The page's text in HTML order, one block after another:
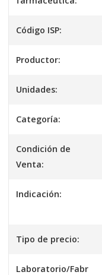
Código ISP:
Productor:
Unidades:
Categoría:
Condición de
Venta:
Indicación:
Tipo de precio:
Laboratorio/Fabr